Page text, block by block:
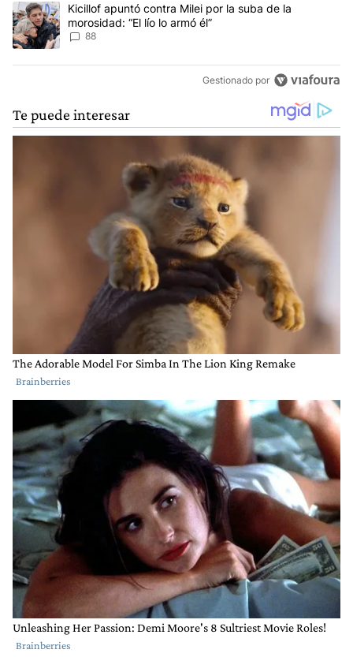
Un artículo de tendencia con el título "Kicillof apuntó contra Milei
Kicillof apuntó contra Milei por la suba de la
morosidad: “El lío lo armó él”
88
Gestionado por